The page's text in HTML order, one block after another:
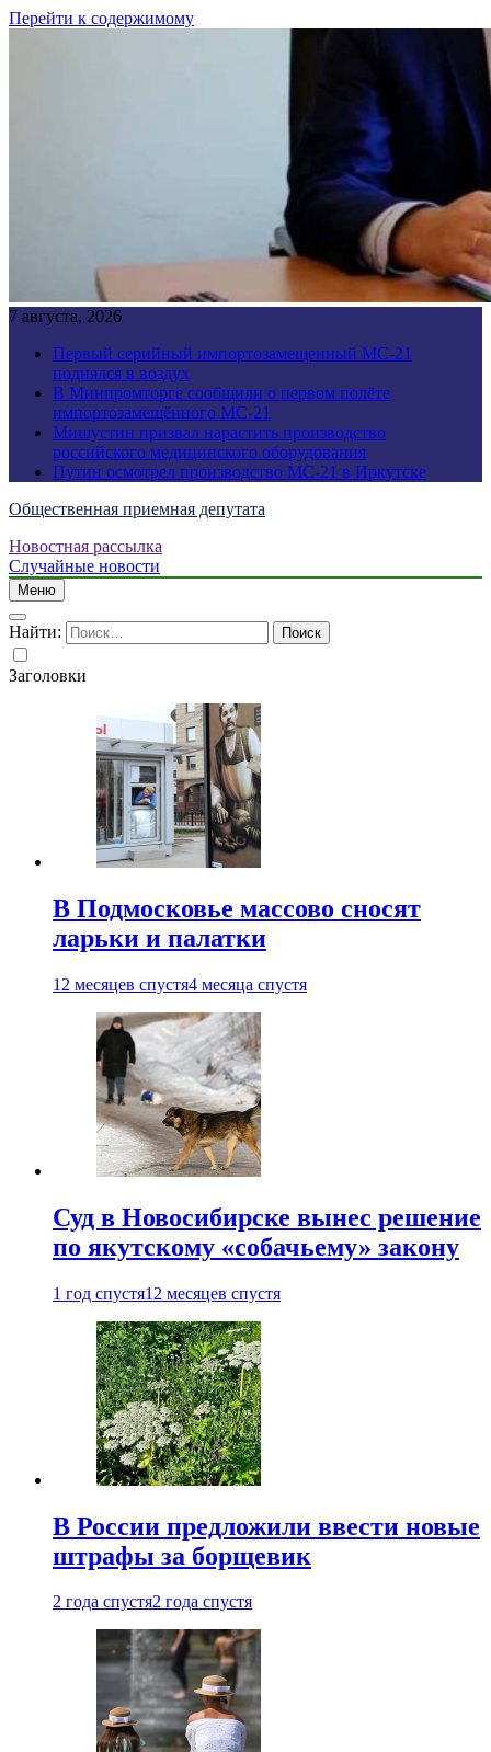
Перейти к содержимому
7 августа, 2026
Первый серийный импортозамещенный МС-21
поднялся в воздух
В Минпромторге сообщили о первом полёте
импортозамещённого МС-21
Мишустин призвал нарастить производство
российского медицинского оборудования
Путин осмотрел производство МС-21 в Иркутске
Общественная приемная депутата
Новостная рассылка
Случайные новости
Меню
Найти:
Заголовки
В Подмосковье массово сносят
ларьки и палатки
12 месяцев спустя4 месяца спустя
Суд в Новосибирске вынес решение
по якутскому «собачьему» закону
1 год спустя12 месяцев спустя
В России предложили ввести новые
штрафы за борщевик
2 года спустя2 года спустя